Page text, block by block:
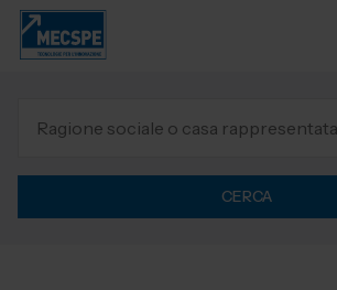
CERCA